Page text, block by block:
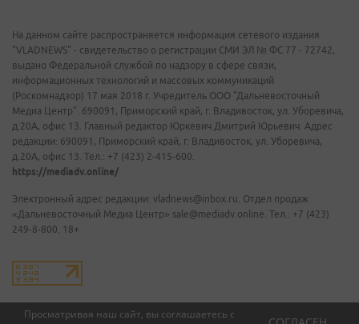
Просматривая наш сайт, вы соглашаетесь с
На данном сайте распространяется информация сетевого издания
"VLADNEWS" - свидетельство о регистрации СМИ ЭЛ № ФС 77 - 72742,
выдано Федеральной службой по надзору в сфере связи,
информационных технологий и массовых коммуникаций
(Роскомнадзор) 17 мая 2018 г. Учредитель ООО "Дальневосточный
Медиа Центр". 690091, Приморский край, г. Владивосток, ул. Уборевича,
д.20А, офис 13. Главный редактор Юркевич Дмитрий Юрьевич. Адрес
редакции: 690091, Приморский край, г. Владивосток, ул. Уборевича,
д.20А, офис 13. Тел.: +7 (423) 2-415-600.
https://mediadv.online/
Электронный адрес редакции: vladnews@inbox.ru. Отдел продаж
«Дальневосточный Медиа Центр» sale@mediadv.online. Тел.: +7 (423)
249-8-800. 18+